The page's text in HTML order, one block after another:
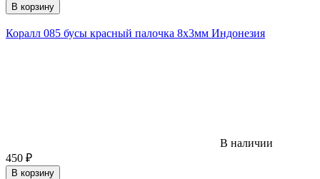
В корзину
Коралл 085 бусы красный палочка 8х3мм Индонезия
В наличии
450 ₽
В корзину